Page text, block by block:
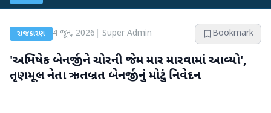
રાજકારણ 4 જૂન, 2026 Super Admin Bookmark
'અભિષેક બેનર્જીને ચોરની જેમ માર મારવામાં આવ્યો',
તૃણમૂલ નેતા ઋતબ્રત બેનર્જીનું મોટું નિવેદન